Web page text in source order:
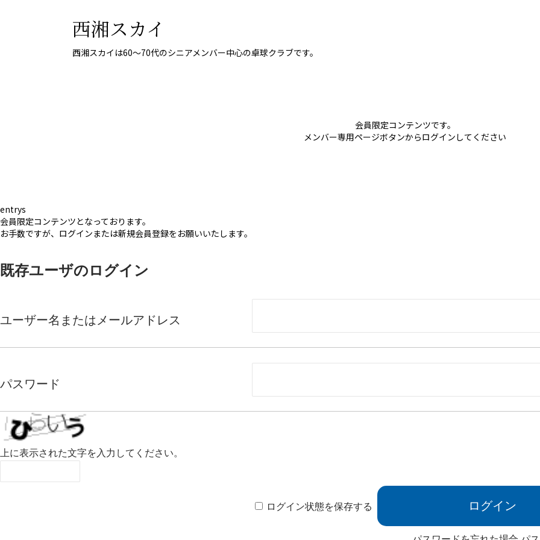
西湘スカイ
西湘スカイは60〜70代のシニアメンバー中心の卓球クラブです。
会員限定コンテンツです。
メンバー専用ページボタンからログインしてください
entrys
会員限定コンテンツとなっております。
お手数ですが、ログインまたは新規会員登録をお願いいたします。
既存ユーザのログイン
ユーザー名またはメールアドレス
パスワード
上に表示された文字を入力してください。
ログイン状態を保存する